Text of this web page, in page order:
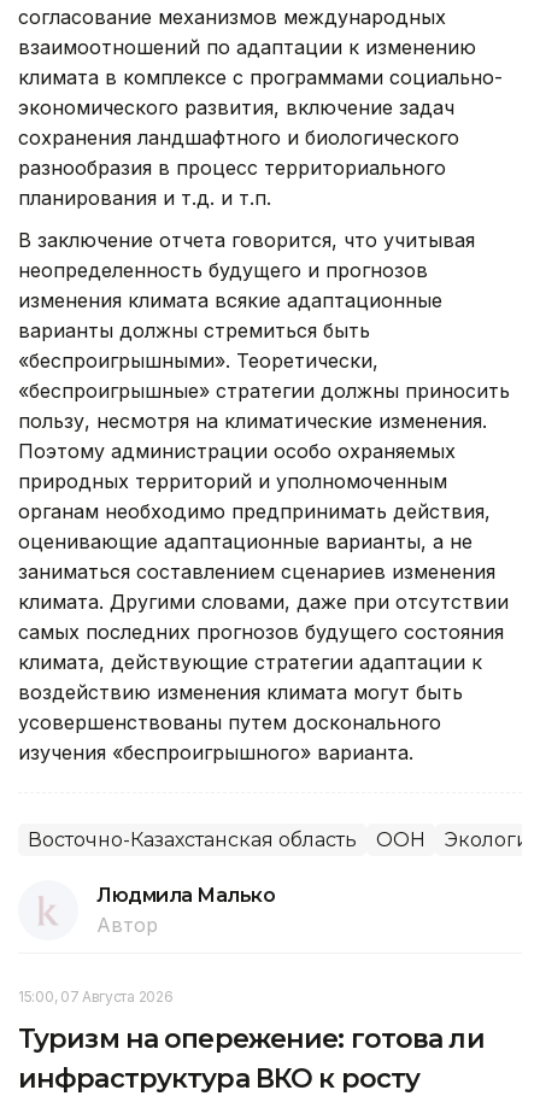
согласование механизмов международных
взаимоотношений по адаптации к изменению
климата в комплексе с программами социально-
экономического развития, включение задач
сохранения ландшафтного и биологического
разнообразия в процесс территориального
планирования и т.д. и т.п.
В заключение отчета говорится, что учитывая
неопределенность будущего и прогнозов
изменения климата всякие адаптационные
варианты должны стремиться быть
«беспроигрышными». Теоретически,
«беспроигрышные» стратегии должны приносить
пользу, несмотря на климатические изменения.
Поэтому администрации особо охраняемых
природных территорий и уполномоченным
органам необходимо предпринимать действия,
оценивающие адаптационные варианты, а не
заниматься составлением сценариев изменения
климата. Другими словами, даже при отсутствии
самых последних прогнозов будущего состояния
климата, действующие стратегии адаптации к
воздействию изменения климата могут быть
усовершенствованы путем досконального
изучения «беспроигрышного» варианта.
Восточно-Казахстанская область ООН
Людмила Малько
Автор
15:00, 07 Августа 2026
Туризм на опережение: готова ли
инфраструктура ВКО к росту